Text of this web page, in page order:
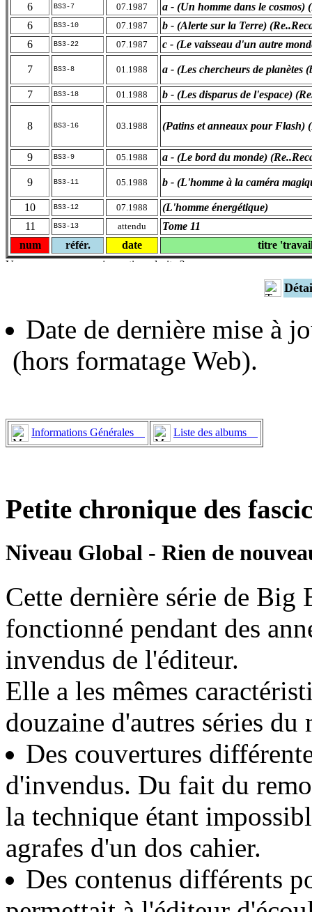
6 BS3-7 07.1987
a - (Un homme dans le cosmos)
6
BS3-10 07.1987
b - (Alerte sur la Terre)
6
BS3-22 07.1987 c - (Le vaisseau d'un autre
7 BS3-8 01.1988 a - (Les chercheurs de planètes
7 BS3-18 01.1988 b - (Les disparus de l'espace)
8 BS3-16 03.1988 (Patins et anneaux pour Flash)
9 BS3-9 05.1988 a - (Le bord du monde)
9 BS3-11 05.1988 b - (L'homme à la caméra
10 BS3-12 07.1988
(L'homme énergétique)
11
BS3-13 attendu
Tome 11
num
référ. date titre
Date de dernière mise à
(hors formatage Web).
Informations Générales Liste des albums
Petite chronique des
Niveau Global - Rien de
Cette dernière série de Big
fonctionné pendant des
invendus de l'éditeur.
Elle a les mêmes
douzaine d'autres séries du
Des couvertures
d'invendus. Du fait du
la technique étant
agrafes d'un dos cahier.
Des contenus différents